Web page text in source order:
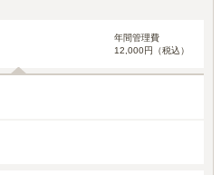
年間管理費
12,000円（税込）